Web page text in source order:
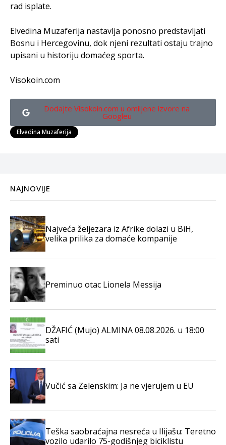
rad isplate.
Elvedina Muzaferija nastavlja ponosno predstavljati
Bosnu i Hercegovinu, dok njeni rezultati ostaju trajno
upisani u historiju domaćeg sporta.
Visokoin.com
Dodajte Visokoin.com u omiljene izvore na
Googleu
Elvedina Muzaferija
NAJNOVIJE
Najveća željezara iz Afrike dolazi u BiH,
velika prilika za domaće kompanije
Preminuo otac Lionela Messija
DŽAFIĆ (Mujo) ALMINA 08.08.2026. u 18:00
sati
Vučić sa Zelenskim: Ja ne vjerujem u EU
Teška saobraćajna nesreća u Ilijašu: Teretno
vozilo udarilo 75-godišnjeg biciklistu